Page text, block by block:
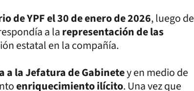
de YPF el 30 de enero de 2026, luego de
a larepresentación de las
estatal en la compañía.
a la Jefatura de Gabinetey en medio de
enriquecimiento ilícito. Una vez que